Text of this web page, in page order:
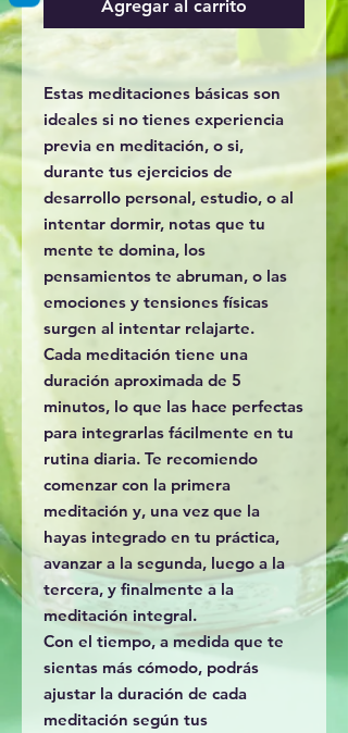
Agregar al carrito
Estas meditaciones básicas son
ideales si no tienes experiencia
previa en meditación, o si,
durante tus ejercicios de
desarrollo personal, estudio, o al
intentar dormir, notas que tu
mente te domina, los
pensamientos te abruman, o las
emociones y tensiones físicas
surgen al intentar relajarte.
Cada meditación tiene una
duración aproximada de 5
minutos, lo que las hace perfectas
para integrarlas fácilmente en tu
rutina diaria. Te recomiendo
comenzar con la primera
meditación y, una vez que la
hayas integrado en tu práctica,
avanzar a la segunda, luego a la
tercera, y finalmente a la
meditación integral.
Con el tiempo, a medida que te
sientas más cómodo, podrás
ajustar la duración de cada
meditación según tus